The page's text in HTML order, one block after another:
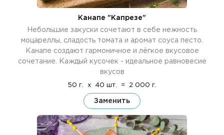
Канапе "Капрезе"
Небольшие закуски сочетают в себе нежность
моцареллы, сладость томата и аромат соуса песто.
Канапе создают гармоничное и лёгкое вкусовое
сочетание. Каждый кусочек - идеальное равновесие
вкусов
50 г. x 40 шт. = 2 000 г.
Заменить